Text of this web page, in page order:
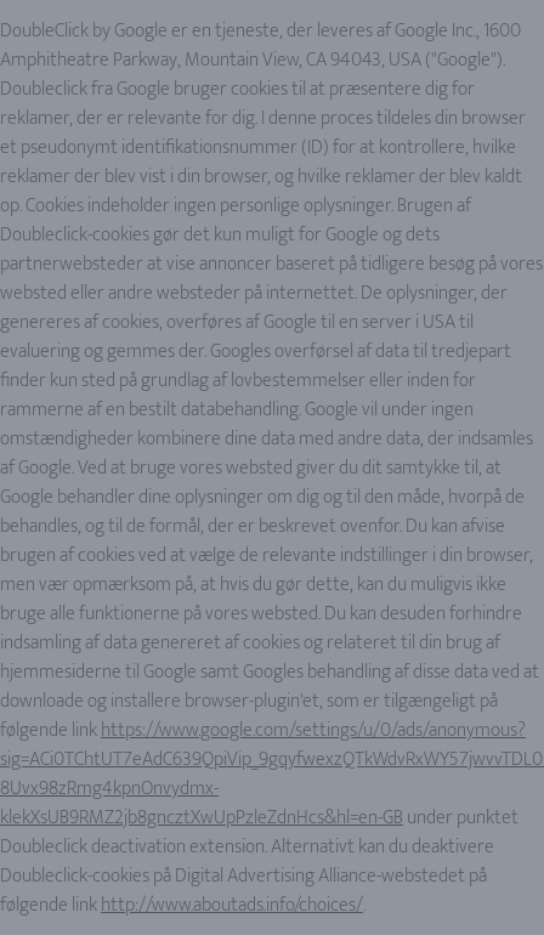
DoubleClick by Google er en tjeneste, der leveres af Google Inc., 1600
Amphitheatre Parkway, Mountain View, CA 94043, USA ("Google").
Doubleclick fra Google bruger cookies til at præsentere dig for
reklamer, der er relevante for dig. I denne proces tildeles din browser
et pseudonymt identifikationsnummer (ID) for at kontrollere, hvilke
reklamer der blev vist i din browser, og hvilke reklamer der blev kaldt
op. Cookies indeholder ingen personlige oplysninger. Brugen af
Doubleclick-cookies gør det kun muligt for Google og dets
partnerwebsteder at vise annoncer baseret på tidligere besøg på vores
websted eller andre websteder på internettet. De oplysninger, der
genereres af cookies, overføres af Google til en server i USA til
evaluering og gemmes der. Googles overførsel af data til tredjepart
finder kun sted på grundlag af lovbestemmelser eller inden for
rammerne af en bestilt databehandling. Google vil under ingen
omstændigheder kombinere dine data med andre data, der indsamles
af Google. Ved at bruge vores websted giver du dit samtykke til, at
Google behandler dine oplysninger om dig og til den måde, hvorpå de
behandles, og til de formål, der er beskrevet ovenfor. Du kan afvise
brugen af cookies ved at vælge de relevante indstillinger i din browser,
men vær opmærksom på, at hvis du gør dette, kan du muligvis ikke
bruge alle funktionerne på vores websted. Du kan desuden forhindre
indsamling af data genereret af cookies og relateret til din brug af
hjemmesiderne til Google samt Googles behandling af disse data ved at
downloade og installere browser-plugin'et, som er tilgængeligt på
følgende linkhttps://www.google.com/settings/u/0/ads/anonymous?
8Uvx98zRmg4kpnOnvydmx-
klekXsUB9RMZ2jb8gncztXwUpPzleZdnHcs&hl=en-GBunder punktet
Doubleclick deactivation extension. Alternativt kan du deaktivere
Doubleclick-cookies på Digital Advertising Alliance-webstedet på
følgende linkhttp://www.aboutads.info/choices/.